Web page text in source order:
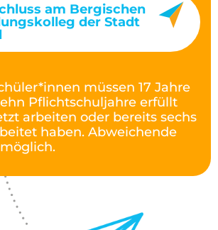
am Bergischen
der Stadt
müssen 17 Jahre
Pflichtschuljahre erfüllt
arbeiten oder bereits sechs
haben. Abweichende